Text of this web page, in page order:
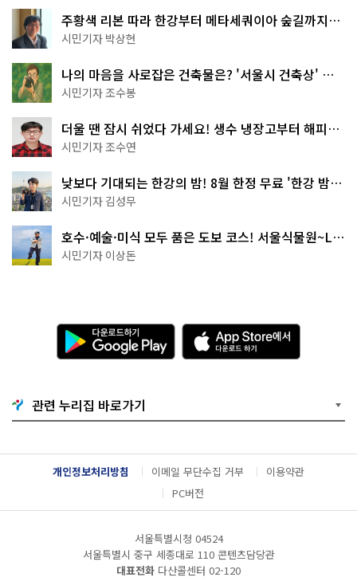
주황색 리본 따라 한강부터 메타세쿼이아 숲길까지…
서울둘레길 15코스
시민기자 박상현
나의 마음을 사로잡은 건축물은? '서울시 건축상' 수
상작 공개!
시민기자 조수봉
더울 땐 잠시 쉬었다 가세요! 생수 냉장고부터 해피소
·무더위쉼터까지
시민기자 조수연
낮보다 기대되는 한강의 밤! 8월 한정 무료 '한강 밤
핑' 예약은?
시민기자 김성무
호수·예술·미식 모두 품은 도보 코스! 서울식물원~LG
아트센터~마곡테라스거리
시민기자 이상돈
다
운
로
기
G
o
g
l
e
l
A
p
p
e
서
다
운
드
관련 누리집 바로가기
개인정보처리방침 이메일 무단수집 거부
이용약관
PC버전
서울특별시청 04524
서울특별시 중구 세종대로 110 콘텐츠담당관
대표전화 다산콜센터 02-120